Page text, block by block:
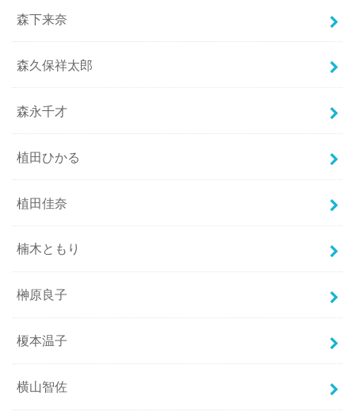
森下来奈
森久保祥太郎
森永千才
植田ひかる
植田佳奈
楠木ともり
榊原良子
榎本温子
横山智佐